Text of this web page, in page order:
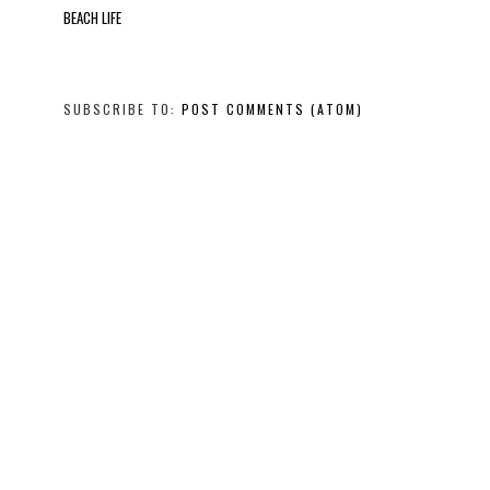
BEACH LIFE
SUBSCRIBE TO: POST COMMENTS (ATOM)